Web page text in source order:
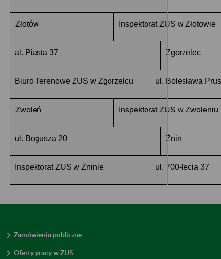
Złotów Inspektorat ZUS w Złotowie
al. Piasta 37 Zgorzelec
Biuro Terenowe ZUS w Zgorzelcu ul. Bolesława
Zwoleń Inspektorat ZUS w Zwoleniu
ul. Bogusza 20 Żnin
Inspektorat ZUS w Żninie ul. 700-lecia 37
Zamówienia publiczne
Oferty pracy w ZUS